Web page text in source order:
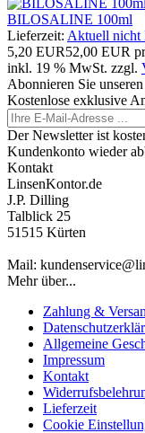
BILOSALINE 100ml
Lieferzeit: Aktuell nicht
5,20 EUR52,00 EUR
inkl. 19 % MwSt. zzgl.
Abonnieren Sie
Kostenlose exklusive
Der Newsletter ist
Kundenkonto wieder
Kontakt
LinsenKontor.de
J.P. Dilling
Talblick 25
51515 Kürten
Mail:
Mehr über...
Zahlung &
Allgemeine
Impressum
Kontakt
Lieferzeit
Cookie